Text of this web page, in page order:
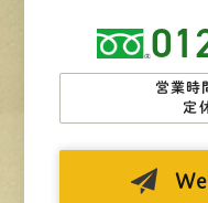
営業
定